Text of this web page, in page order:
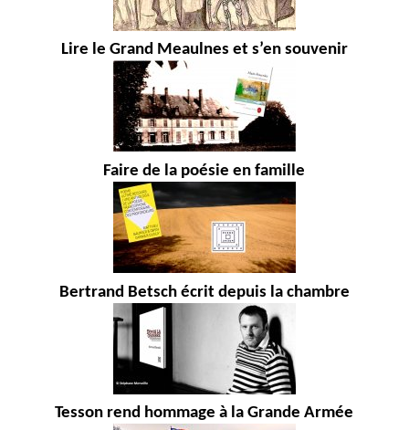
Lire le Grand Meaulnes et s’en souvenir
Faire de la poésie en famille
Bertrand Betsch écrit depuis la chambre
Tesson rend hommage à la Grande Armée